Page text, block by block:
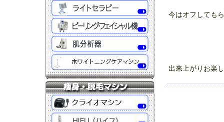
今はオフしても
出来上がりお楽